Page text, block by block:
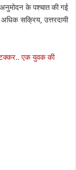
के पश्चात की गई
सक्रिय, उत्तरदायी
एक युवक की